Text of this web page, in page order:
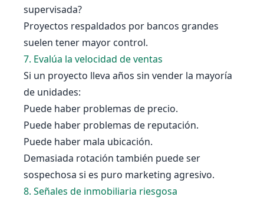
supervisada?
Proyectos respaldados por bancos grandes
suelen tener mayor control.
7. Evalúa la velocidad de ventas
Si un proyecto lleva años sin vender la mayoría
de unidades:
Puede haber problemas de precio.
Puede haber problemas de reputación.
Puede haber mala ubicación.
Demasiada rotación también puede ser
sospechosa si es puro marketing agresivo.
8. Señales de inmobiliaria riesgosa